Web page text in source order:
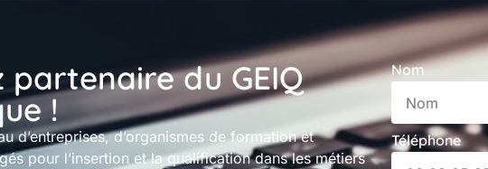
partenaire du GEIQ
!
d’entreprises, d’organismes de formation et
pour l’insertion et la qualification dans les métiers
Nom
Téléphone